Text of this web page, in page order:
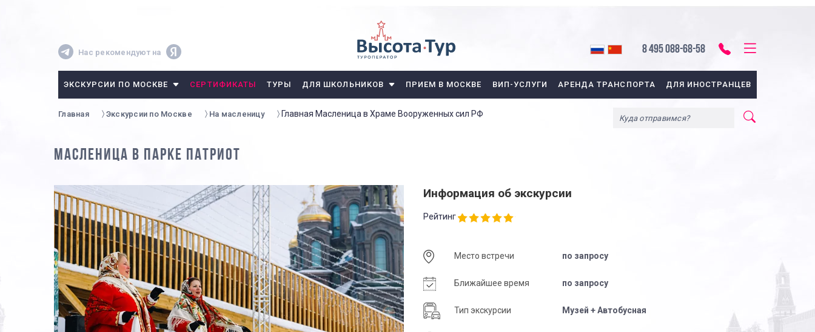
Нас рекомендуют на 8 495 088-68-58
ЭКСКУРСИИ ПО МОСКВЕ СЕРТИФИКАТЫ ТУРЫ ДЛЯ ШКОЛЬНИКОВ ПРИЕМ В МОСКВЕ ВИП-УСЛУГИ АРЕНДА ТРАНСПОРТА ДЛЯ ИНОСТРАНЦЕВ
Главная Экскурсии по Москве На масленицу Главная Масленица в Храме Вооруженных сил РФ
МАСЛЕНИЦА В ПАРКЕ ПАТРИОТ
Информация об экскурсии
Рейтинг
Место встречи по запросу
Ближайшее время по запросу
Тип экскурсии Музей + Автобусная